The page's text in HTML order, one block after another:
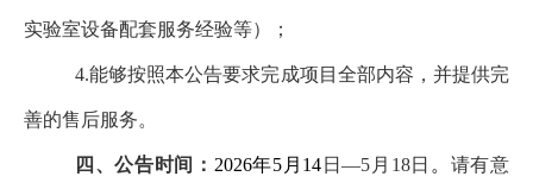
实验室设备配套服务经验等）；
4.能够按照本公告要求完成项目全部内容，并提供完
善的售后服务。
四、公告时间 ： 2026年5月 14 日—5月18日 。 请有意